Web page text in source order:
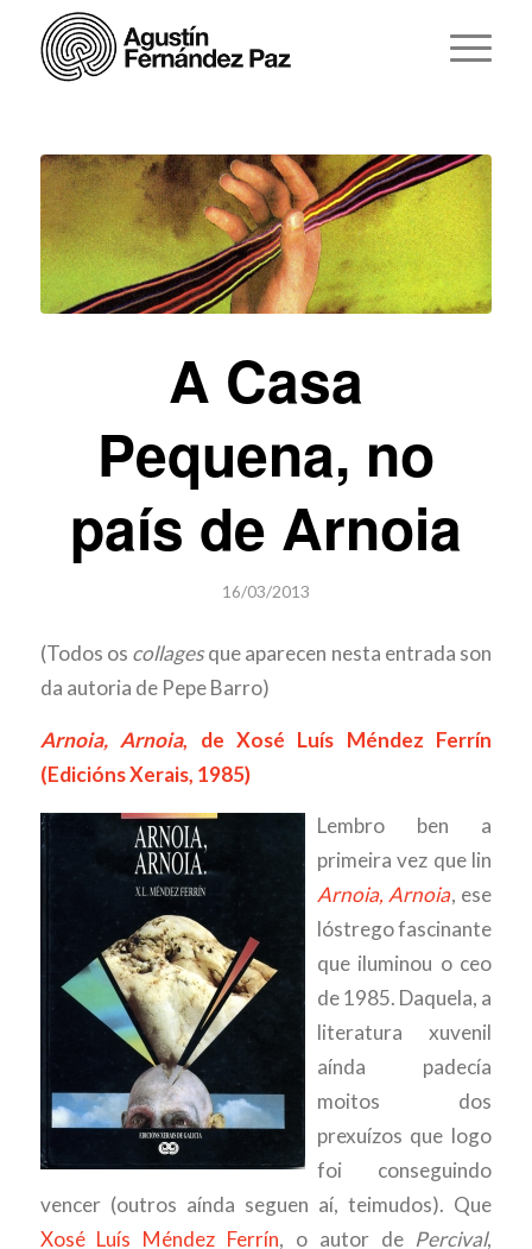
A Casa
Pequena, no
país de Arnoia
16/03/2013
(Todos os collagesque aparecen nesta entrada son
da autoria de Pepe Barro)
Arnoia, Arnoia, de Xosé Luís Méndez Ferrín
(Edicións Xerais, 1985)
Lembro ben a
primeira vez que lin
Arnoia, Arnoia, ese
lóstrego fascinante
que iluminou o ceo
de 1985. Daquela, a
literatura xuvenil
aínda padecía
moitos dos
prexuízos que logo
foi conseguindo
vencer (outros aínda seguen aí, teimudos). Que
Xosé Luís Méndez Ferrín, o autor de Percival,